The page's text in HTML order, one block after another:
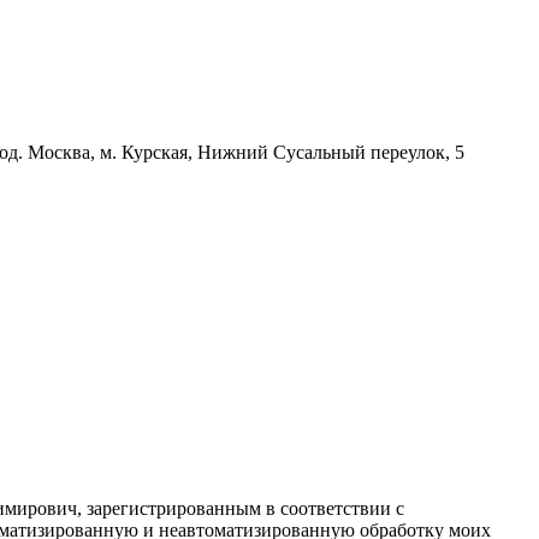
Москва, м. Курская, Нижний Сусальный переулок, 5
зарегистрированным в соответствии с
и неавтоматизированную обработку моих